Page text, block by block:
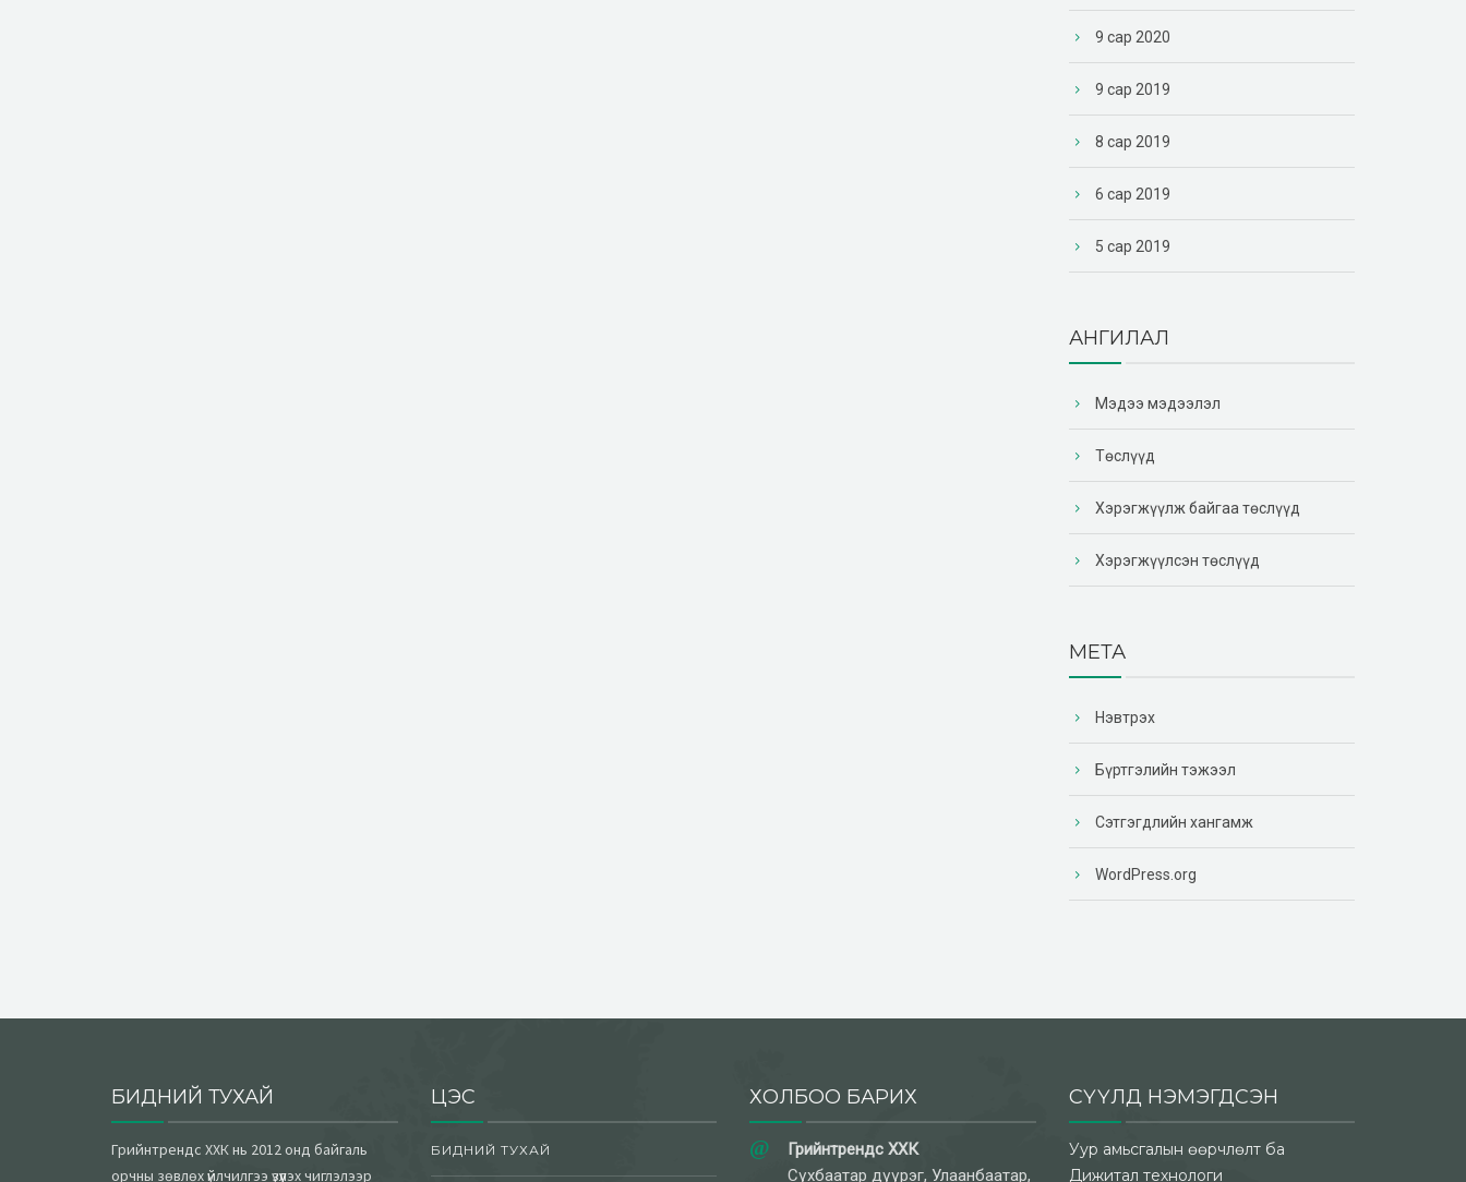
9 сар 2020
9 сар 2019
8 сар 2019
6 сар 2019
5 сар 2019
АНГИЛАЛ
Мэдээ мэдээлэл
Төслүүд
Хэрэгжүүлж байгаа төслүүд
Хэрэгжүүлсэн төслүүд
МЕТА
Нэвтрэх
Бүртгэлийн тэжээл
Сэтгэгдлийн хангамж
WordPress.org
БИДНИЙ ТУХАЙ
Грийнтрендс ХХК нь 2012 онд байгаль
орчны зөвлөх үйлчилгээ үзүүлэх чиглэлээр
ЦЭС
БИДНИЙ ТУХАЙ
ХОЛБОО БАРИХ
Грийнтрендс ХХК
Сүхбаатар дүүрэг, Улаанбаатар,
СҮҮЛД НЭМЭГДСЭН
Уур амьсгалын өөрчлөлт ба
Дижитал технологи